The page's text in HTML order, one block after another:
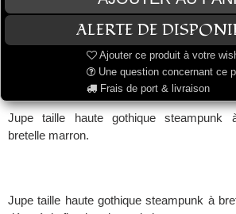
Ajouter ce produit à votre
Une question concernant ce
Frais de port & livraison
Jupe taille haute gothique steampunk
bretelle marron.
Jupe taille haute gothique steampunk à